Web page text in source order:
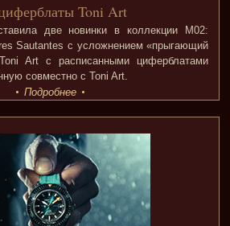
Toni Art
две новинки в коллекции M02:
Sautantes с усложнением «прыгающий
Art с расписанными циферблатами
совместно с Toni Art.
Подробнее